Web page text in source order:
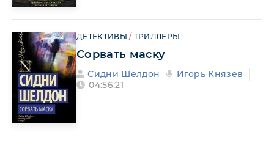
ДЕТЕКТИВЫ / ТРИЛЛЕРЫ
Сорвать маску
Сидни Шелдон
Игорь Князев
04:56:21